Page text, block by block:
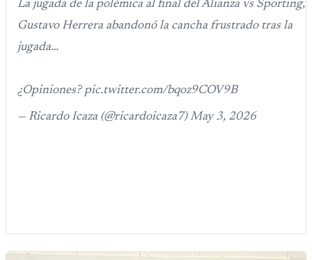
La jugada de la polémica al final del Alianza vs Sporting,
Gustavo Herrera abandonó la cancha frustrado tras la
jugada…
¿Opiniones? pic.twitter.com/bqoz9COV9B
— Ricardo Icaza (@ricardoicaza7) May 3, 2026